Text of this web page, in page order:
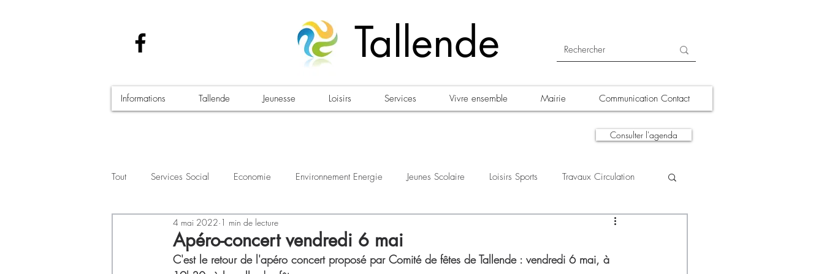
Tallende
Informations Tallende Jeunesse Loisirs Services Vivre ensemble Mairie Communication Contact
Consulter l'agenda
Tout Services Social Economie Environnement Energie Jeunes Scolaire Loisirs Sports Travaux Circulation
Santé - Covid-19 Culture Manifestations A la une
Apéro-concert vendredi 6 mai
4 mai 2022 1 min de lecture
C'est le retour de l'apéro concert proposé par Comité de fêtes de Tallende : vendredi 6 mai, à